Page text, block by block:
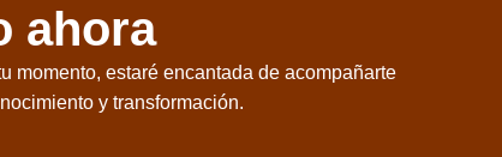
ahora
momento, estaré encantada de acompañarte
y transformación.